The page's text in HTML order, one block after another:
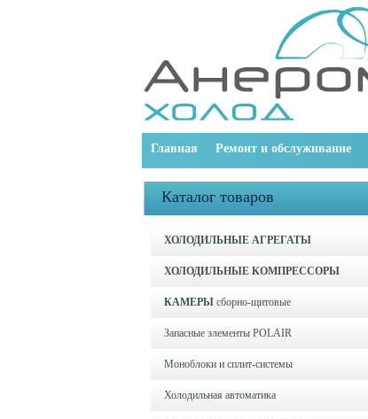
Главная Ремонт и обслуживание
Каталог товаров
ХОЛОДИЛЬНЫЕ АГРЕГАТЫ
ХОЛОДИЛЬНЫЕ КОМПРЕССОРЫ
КАМЕРЫ сборно-щитовые
Запасные элементы POLAIR
Моноблоки и cплит-системы
Холодильная автоматика